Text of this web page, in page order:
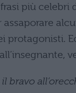
più celebri
protagonisti.
bravo